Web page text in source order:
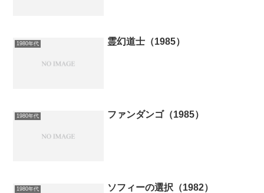
1980年代 霊幻道士（1985）
1980年代 ファンダンゴ（1985）
1980年代 ソフィーの選択（1982）